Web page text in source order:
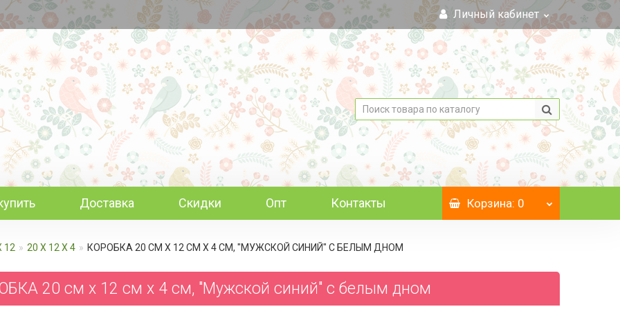
Личный кабинет
Доставка Скидки Опт Контакты Корзина: 0
12 20 Х 12 Х 4 КОРОБКА 20 СМ Х 12 СМ Х 4 СМ, "МУЖСКОЙ СИНИЙ" C БЕЛЫМ ДНОМ
20 см х 12 см х 4 см, "Мужской синий" c белым дном